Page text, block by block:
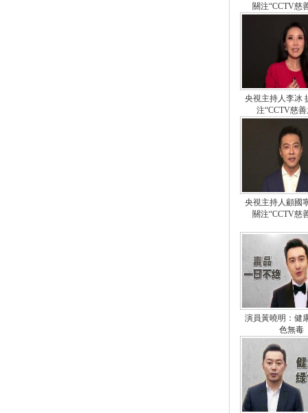
關注“CCTV慈
央視主持人李冰
注“CCTV慈善
央視主持人顧國
關注“CCTV慈
演員黃曉明：健
色無毒